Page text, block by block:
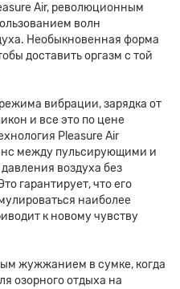
Air, революционным
волн
Необыкновенная форма
доставить оргазм с той
вибрации, зарядка от
и все это по цене
Pleasure Air
между пульсирующими и
воздуха без
гарантирует, что его
наиболее
к новому чувству
жужжанием в сумке, когда
озорного отдыха на